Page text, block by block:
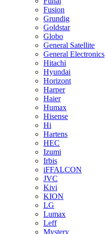
Fusion
Grundig
Goldstar
Globo
General Satellite
General Electronics
Hitachi
Hyundai
Horizont
Harper
Haier
Humax
Hisense
Hi
Hartens
HEC
Izumi
Irbis
iFFALCON
JVC
Kivi
KION
LG
Lumax
Leff
Mystery